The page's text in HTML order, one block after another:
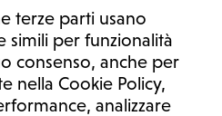
terze parti usano
simili per funzionalità
consenso, anche per
nella Cookie Policy,
analizzare
sito non sono un consulto medico.
sostituiscono un consulto, una
medico. Non si devono considerare
suggerimenti per la formulazione di